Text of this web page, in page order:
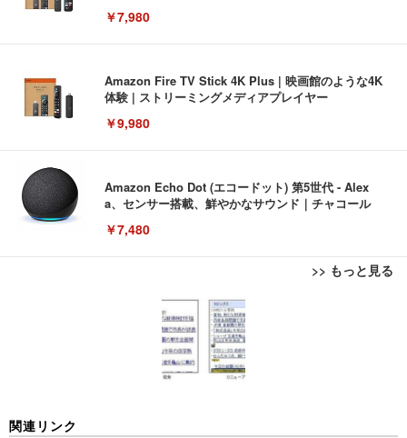
￥7,980
Amazon Fire TV Stick 4K Plus | 映画館のような4K
体験 | ストリーミングメディアプレイヤー
￥9,980
Amazon Echo Dot (エコードット) 第5世代 - Alex
a、センサー搭載、鮮やかなサウンド｜チャコール
￥7,480
>> もっと見る
[EdoErgo] オフィスチェア 椅子 テレワーク 疲れな
い 跳ね上げ式アームレスト コンパクト 約105度ロッ
キング pc 事務椅子 360度回転 座面昇降 強化ナイロ
ン樹脂ベース 通気性メッシュ 在宅ワーク H-WY01
(黒網+黒枠+黒足)
EIZO ビジネス向けプレミアムモニター | FlexScan
EV3240X-WT | 31.5型4K UHD・USB Type-C・ホワ
￥105,595
Amazonベーシック ペットシーツ 薄型 レギュラー 1
回使い捨て 無香料 ホワイト 300枚
関連リンク